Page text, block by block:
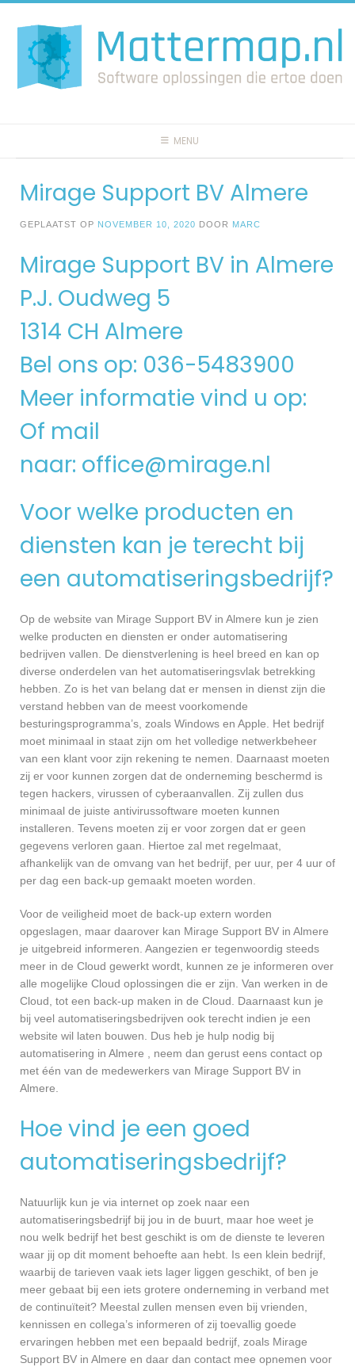
naar
inhoud
MENU
Mirage Support BV Almere
GEPLAATST OP NOVEMBER 10, 2020 DOOR MARC
Mirage Support BV in Almere
P.J. Oudweg 5
1314 CH Almere
Bel ons op: 036-5483900
Meer informatie vind u op:
Of mail
naar: office@mirage.nl
Voor welke producten en
diensten kan je terecht bij
een automatiseringsbedrijf?
Op de website van Mirage Support BV in Almere kun je zien
welke producten en diensten er onder automatisering
bedrijven vallen. De dienstverlening is heel breed en kan op
diverse onderdelen van het automatiseringsvlak betrekking
hebben. Zo is het van belang dat er mensen in dienst zijn die
verstand hebben van de meest voorkomende
besturingsprogramma’s, zoals Windows en Apple. Het bedrijf
moet minimaal in staat zijn om het volledige netwerkbeheer
van een klant voor zijn rekening te nemen. Daarnaast moeten
zij er voor kunnen zorgen dat de onderneming beschermd is
tegen hackers, virussen of cyberaanvallen. Zij zullen dus
minimaal de juiste antivirussoftware moeten kunnen
installeren. Tevens moeten zij er voor zorgen dat er geen
gegevens verloren gaan. Hiertoe zal met regelmaat,
afhankelijk van de omvang van het bedrijf, per uur, per 4 uur of
per dag een back-up gemaakt moeten worden.
Voor de veiligheid moet de back-up extern worden
opgeslagen, maar daarover kan Mirage Support BV in Almere
je uitgebreid informeren. Aangezien er tegenwoordig steeds
meer in de Cloud gewerkt wordt, kunnen ze je informeren over
alle mogelijke Cloud oplossingen die er zijn. Van werken in de
Cloud, tot een back-up maken in de Cloud. Daarnaast kun je
bij veel automatiseringsbedrijven ook terecht indien je een
website wil laten bouwen. Dus heb je hulp nodig bij
automatisering in Almere , neem dan gerust eens contact op
met één van de medewerkers van Mirage Support BV in
Almere.
Hoe vind je een goed
automatiseringsbedrijf?
Natuurlijk kun je via internet op zoek naar een
automatiseringsbedrijf bij jou in de buurt, maar hoe weet je
nou welk bedrijf het best geschikt is om de dienste te leveren
waar jij op dit moment behoefte aan hebt. Is een klein bedrijf,
waarbij de tarieven vaak iets lager liggen geschikt, of ben je
meer gebaat bij een iets grotere onderneming in verband met
de continuïteit? Meestal zullen mensen even bij vrienden,
kennissen en collega’s informeren of zij toevallig goede
ervaringen hebben met een bepaald bedrijf, zoals Mirage
Support BV in Almere en daar dan contact mee opnemen voor